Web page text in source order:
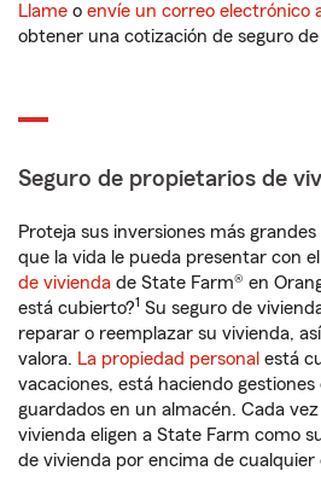
Llame o envíe un correo electrónico
obtener una cotización de seguro
Seguro de propietarios de
Proteja sus inversiones más
que la vida le pueda presentar con el
de vivienda de State Farm® en
está cubierto?1 Su seguro de
reparar o reemplazar su vivienda,
valora. La propiedad personal está
vacaciones, está haciendo
guardados en un almacén. Cada
vivienda eligen a State Farm como
de vivienda por encima de cualquier